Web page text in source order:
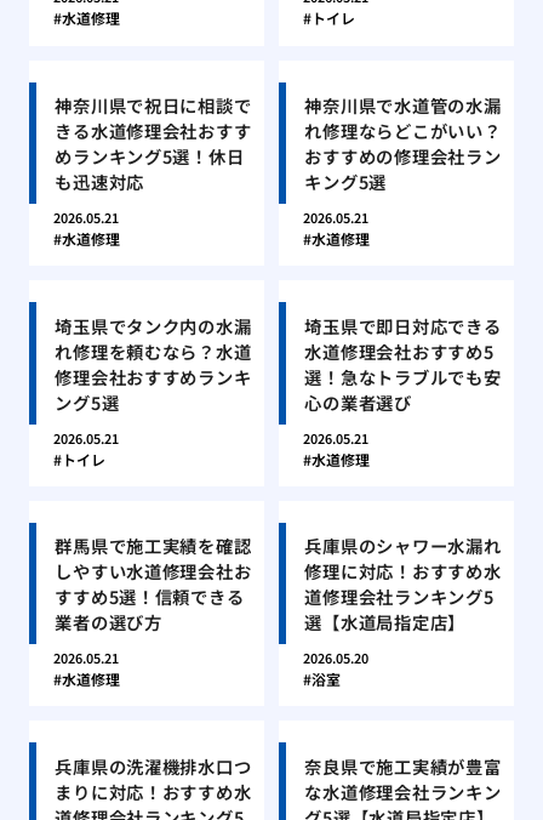
水道修理 トイレ
神奈川県で祝日に相談で
きる水道修理会社おすす
めランキング5選！休日
も迅速対応
2026.05.21
水道修理
神奈川県で水道管の水漏
れ修理ならどこがいい？
おすすめの修理会社ラン
キング5選
2026.05.21
水道修理
埼玉県でタンク内の水漏
れ修理を頼むなら？水道
修理会社おすすめランキ
ング5選
2026.05.21
トイレ
埼玉県で即日対応できる
水道修理会社おすすめ5
選！急なトラブルでも安
心の業者選び
2026.05.21
水道修理
群馬県で施工実績を確認
しやすい水道修理会社お
すすめ5選！信頼できる
業者の選び方
2026.05.21
水道修理
兵庫県のシャワー水漏れ
修理に対応！おすすめ水
道修理会社ランキング5
選【水道局指定店】
2026.05.20
浴室
兵庫県の洗濯機排水口つ
まりに対応！おすすめ水
奈良県で施工実績が豊富
な水道修理会社ランキン